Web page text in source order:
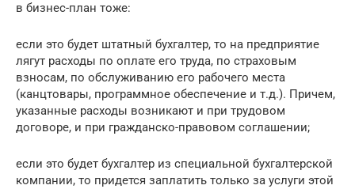
в бизнес-план тоже:
если это будет штатный бухгалтер, то на предприятие
лягут расходы по оплате его труда, по страховым
взносам, по обслуживанию его рабочего места
(канцтовары, программное обеспечение и т.д.). Причем,
указанные расходы возникают и при трудовом
договоре, и при гражданско-правовом соглашении;
если это будет бухгалтер из специальной бухгалтерской
компании, то придется заплатить только за услуги этой